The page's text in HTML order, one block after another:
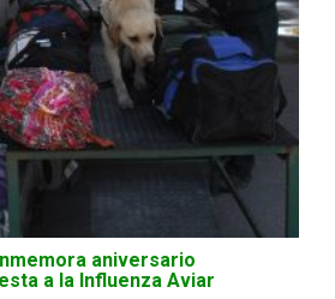
aniversario
a la Influenza Aviar